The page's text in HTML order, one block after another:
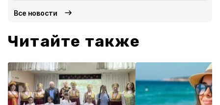
Все новости
Читайте также